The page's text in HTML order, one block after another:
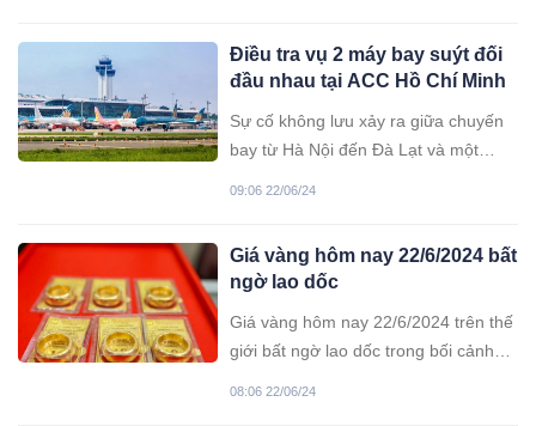
Điều tra vụ 2 máy bay suýt đối
đầu nhau tại ACC Hồ Chí Minh
Sự cố không lưu xảy ra giữa chuyến
bay từ Hà Nội đến Đà Lạt và một
Hồ Chí Minh.
09:06 22/06/24
Giá vàng hôm nay 22/6/2024 bất
ngờ lao dốc
Giá vàng hôm nay 22/6/2024 trên thế
giới bất ngờ lao dốc trong bối cảnh
08:06 22/06/24